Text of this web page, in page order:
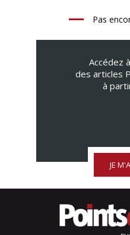
Pas
Accédez
des articles
à
JE